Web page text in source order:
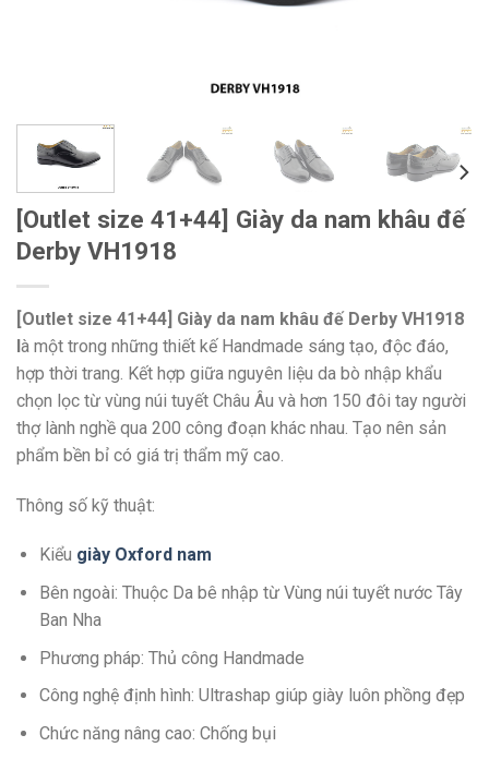
[Outlet size 41+44] Giày da nam khâu đế
Derby VH1918
[Outlet size 41+44] Giày da nam khâu đế Derby VH1918
là một trong những thiết kế Handmade sáng tạo, độc đáo,
hợp thời trang. Kết hợp giữa nguyên liệu da bò nhập khẩu
chọn lọc từ vùng núi tuyết Châu Âu và hơn 150 đôi tay người
thợ lành nghề qua 200 công đoạn khác nhau. Tạo nên sản
phẩm bền bỉ có giá trị thẩm mỹ cao.
Thông số kỹ thuật:
Kiểu giày Oxford nam
Bên ngoài: Thuộc Da bê nhập từ Vùng núi tuyết nước Tây
Ban Nha
Phương pháp: Thủ công Handmade
Công nghệ định hình: Ultrashap giúp giày luôn phồng đẹp
Chức năng nâng cao: Chống bụi